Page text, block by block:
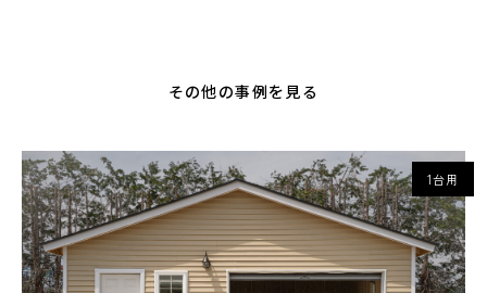
その他の事例を見る
1台用